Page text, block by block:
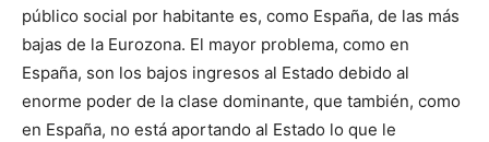
público social por habitante es, como España, de las más
bajas de la Eurozona. El mayor problema, como en
España, son los bajos ingresos al Estado debido al
enorme poder de la clase dominante, que también, como
en España, no está aportando al Estado lo que le